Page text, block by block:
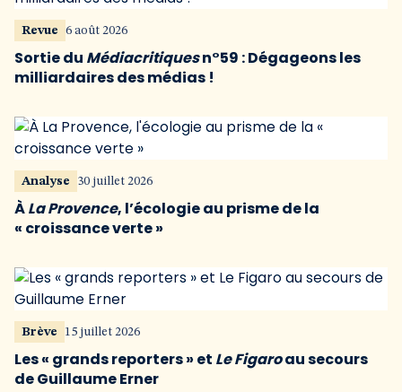
Revue 6 août 2026
Sortie du Médiacritiquesn°59 : Dégageons les
milliardaires des médias !
Analyse 30 juillet 2026
ÀLa Provence, l’écologie au prisme de la
« croissance verte »
Brève 15 juillet 2026
Les « grands reporters » et Le Figaroau secours
de Guillaume Erner